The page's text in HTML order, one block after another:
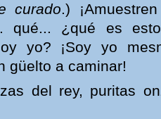
curado.)
qué... ¿qué es
yo? ¡Soy yo
güelto a caminar!
del rey, puritas